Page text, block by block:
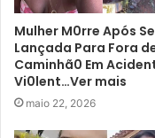
Mulher M0rre Após
Lançada Para Fora
Caminhã0 Em
Vi0lent…Ver mais
maio 22, 2026